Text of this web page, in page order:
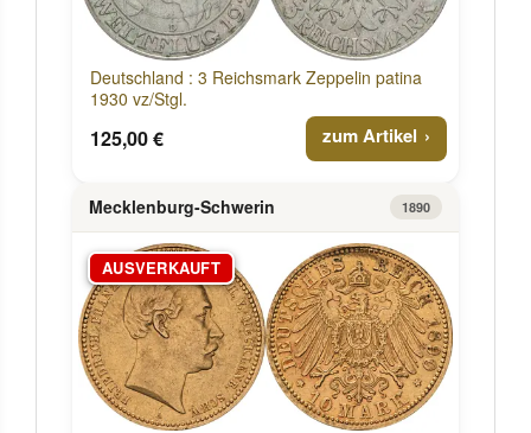
Deutschland : 3 Reichsmark Zeppelin patina
1930 vz/Stgl.
125,00 € zum Artikel
Mecklenburg-Schwerin 1890
AUSVERKAUFT